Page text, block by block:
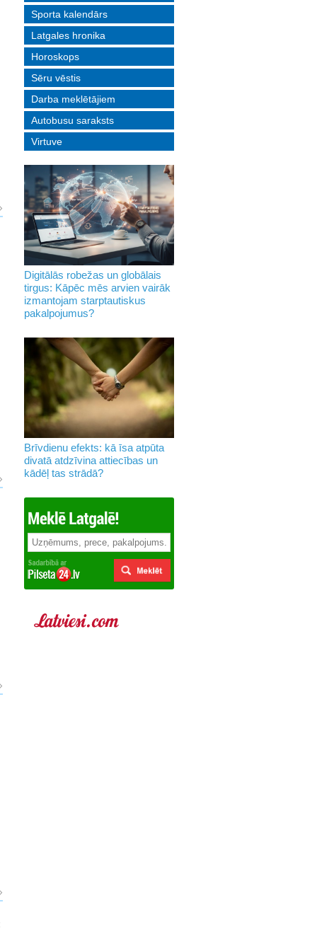
Sporta kalendārs
Latgales hronika
Horoskops
Sēru vēstis
Darba meklētājiem
Autobusu saraksts
Virtuve
Digitālās robežas un globālais
tirgus: Kāpēc mēs arvien vairāk
izmantojam starptautiskus
pakalpojumus?
Brīvdienu efekts: kā īsa atpūta
divatā atdzīvina attiecības un
kādēļ tas strādā?